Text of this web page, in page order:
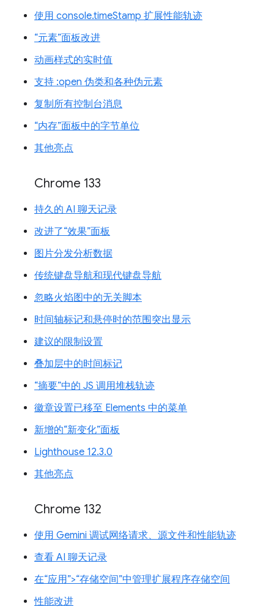
使用 console.timeStamp 扩展性能轨迹
“元素”面板改进
动画样式的实时值
支持 :open 伪类和各种伪元素
复制所有控制台消息
“内存”面板中的字节单位
其他亮点
Chrome 133
持久的 AI 聊天记录
改进了“效果”面板
图片分发分析数据
传统键盘导航和现代键盘导航
忽略火焰图中的无关脚本
时间轴标记和悬停时的范围突出显示
建议的限制设置
叠加层中的时间标记
“摘要”中的 JS 调用堆栈轨迹
徽章设置已移至 Elements 中的菜单
新增的“新变化”面板
Lighthouse 12.3.0
其他亮点
Chrome 132
使用 Gemini 调试网络请求、源文件和性能轨迹
查看 AI 聊天记录
在“应用”>“存储空间”中管理扩展程序存储空间
性能改进